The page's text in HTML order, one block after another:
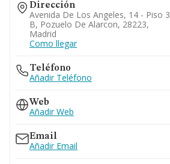
Dirección
Avenida De Los Angeles, 14 - Piso 3
B, Pozuelo De Alarcon, 28223,
Madrid
Como llegar
Teléfono
Añadir Teléfono
Web
Añadir Web
Email
Añadir Email